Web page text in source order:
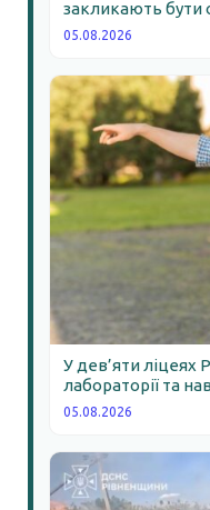
закликають
05.08.2026
У дев’яти ліцеях
лабораторії та
05.08.2026